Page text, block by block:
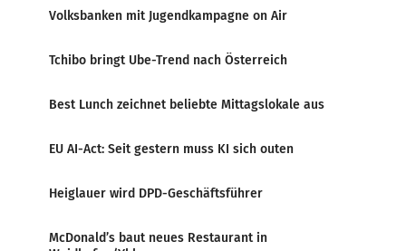
Volksbanken mit Jugendkampagne on Air
Tchibo bringt Ube-Trend nach Österreich
Best Lunch zeichnet beliebte Mittagslokale aus
EU AI-Act: Seit gestern muss KI sich outen
Heiglauer wird DPD-Geschäftsführer
McDonald’s baut neues Restaurant in